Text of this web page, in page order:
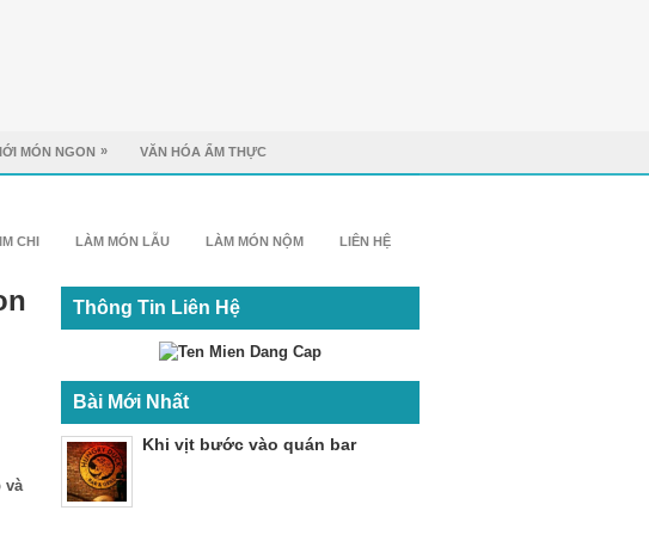
MÓN NGON » VĂN HÓA ẨM THỰC
CHI LÀM MÓN LẪU LÀM MÓN NỘM LIÊN HỆ
và
Thông Tin Liên Hệ
Bài Mới Nhất
Khi vịt bước vào quán bar